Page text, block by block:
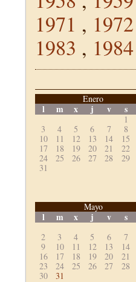
1971 , 1972
1983 , 1984
Enero
l m x j v s
1
3
4 5 6 7 8
10
11 12 13 14 15
17
18 19 20 21 22
24
25 26 27 28 29
31
Mayo
l m x j v s
2
3 4 5 6 7
9
10 11 12 13 14
16
17 18 19 20 21
23
24 25 26 27 28
30
31